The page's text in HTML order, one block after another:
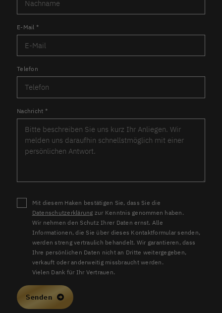
E-Mail *
Telefon
Nachricht *
Mit diesem Haken bestätigen Sie, dass Sie die
Datenschutzerklärung zur Kenntnis genommen haben.
Wir nehmen den Schutz Ihrer Daten ernst. Alle
Informationen, die Sie über dieses Kontaktformular senden,
werden streng vertraulich behandelt. Wir garantieren, dass
Ihre persönlichen Daten nicht an Dritte weitergegeben,
verkauft oder anderweitig missbraucht werden.
Vielen Dank für Ihr Vertrauen.
Senden